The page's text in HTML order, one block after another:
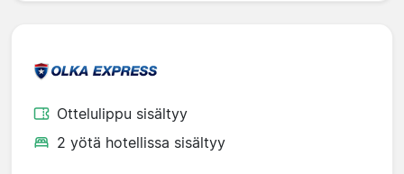
Ottelulippu sisältyy
2 yötä hotellissa sisältyy